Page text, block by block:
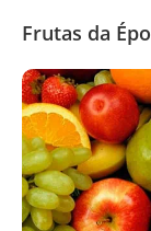
Frutas da